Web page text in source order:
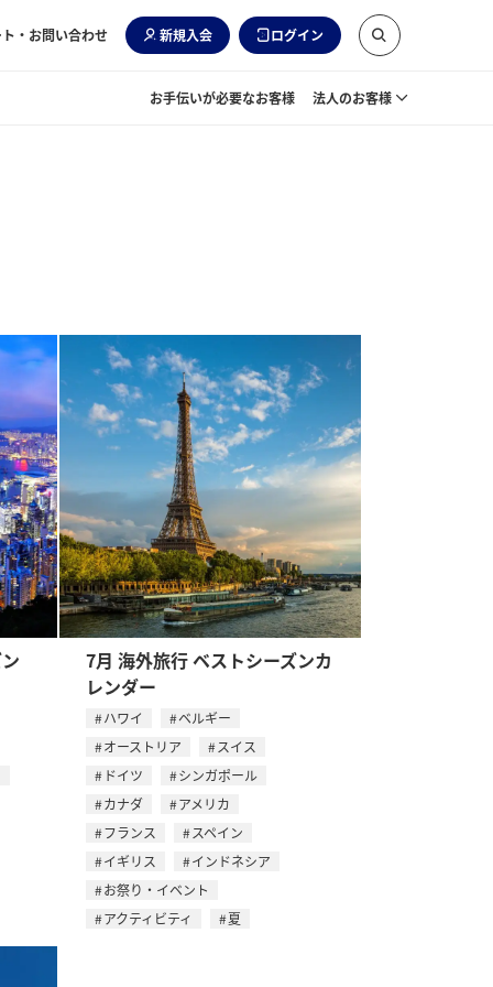
・お問い合わせ 新規入会 ログイン
お手伝いが必要なお客様 法人のお客様
7月 海外旅行 ベストシーズンカ
レンダー
ハワイ
ベルギー
オーストリア
スイス
ドイツ
シンガポール
カナダ
アメリカ
フランス
スペイン
イギリス
インドネシア
お祭り・イベント
アクティビティ
夏